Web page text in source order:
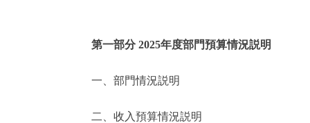
第一部分 2025年度部門預算情況説明
一、部門情況説明
二、收入預算情況説明